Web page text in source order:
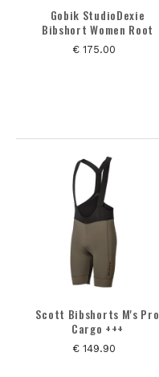
Gobik StudioDexie
Bibshort Women Root
€ 175.00
Scott Bibshorts M's Pro
Cargo +++
€ 149.90